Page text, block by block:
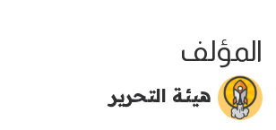
المؤلف
هيئة التحرير